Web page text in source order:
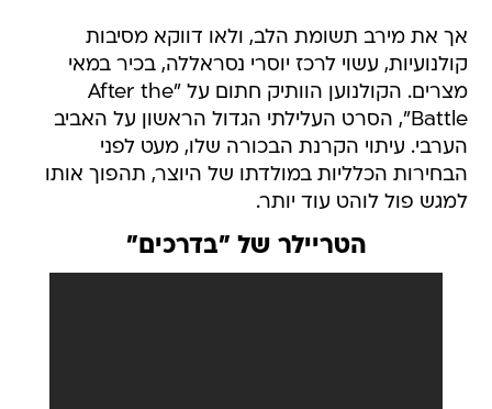
אך את מירב תשומת הלב, ולאו דווקא מסיבות
קולנועיות, עשוי לרכז יוסרי נסראללה, בכיר במאי
מצרים. הקולנוען הוותיק חתום על "After the
Battle", הסרט העלילתי הגדול הראשון על האביב
הערבי. עיתוי הקרנת הבכורה שלו, מעט לפני
הבחירות הכלליות במולדתו של היוצר, תהפוך אותו
למגש פול לוהט עוד יותר.
הטריילר של "בדרכים"